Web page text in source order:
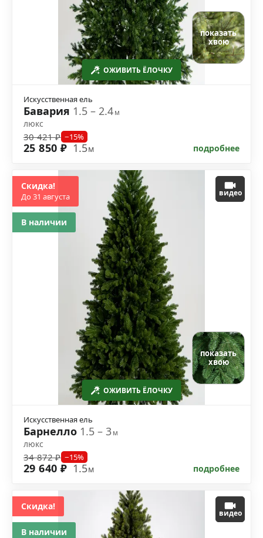
ОЖИВИТЬ ЁЛОЧКУ
показать
хвою
Искусственная ель
Бавария 1.5 – 2.4м
люкс
30 421 ₽ −15%
25 850 ₽ 1.5м подробнее
ОЖИВИТЬ ЁЛОЧКУ
видео
показать
хвою
Искусственная ель
Барнелло 1.5 – 3м
люкс
34 872 ₽ −15%
29 640 ₽ 1.5м подробнее
Скидка!
До 31 августа
В наличии
видео
Скидка!
В наличии